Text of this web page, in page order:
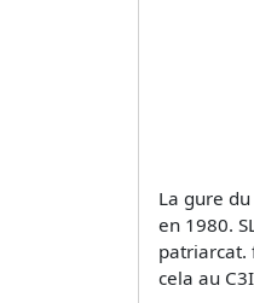
La gure
en 1980.
patriarcat.
cela au